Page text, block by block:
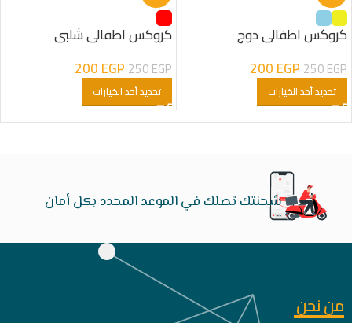
كروكس اطفالى دوج
250EGP
200EGP
تحديد أحد الخيارات
كروكس اطفالى شلبى
250EGP
200EGP
تحديد أحد الخيارات
شحنتك تصلك في الموعد المحدد بكل أمان
من نحن